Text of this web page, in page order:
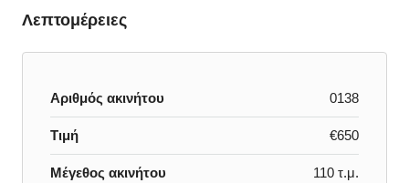
Λεπτομέρειες
Αριθμός ακινήτου 0138
Τιμή €650
Μέγεθος ακινήτου 110 τ.μ.